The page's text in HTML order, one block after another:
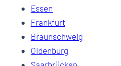
Essen
Frankfurt
Braunschweig
Oldenburg